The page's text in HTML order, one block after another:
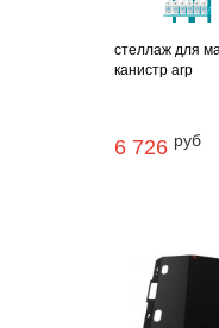
стеллаж для
канистр arp
6 726 руб